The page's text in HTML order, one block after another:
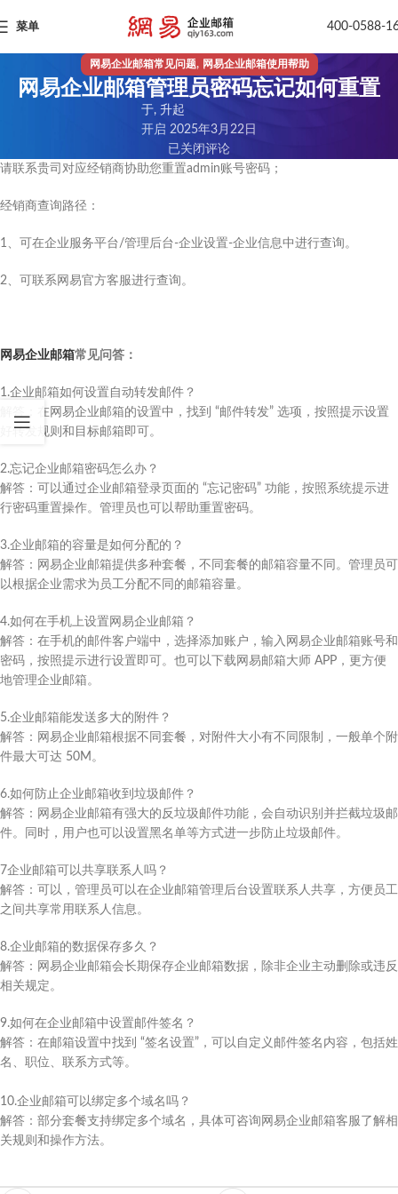
菜单 400-0588-
网易企业邮箱常见问题, 网易企业邮箱使用帮助
网易企业邮箱管理员密码忘记如何重置
于, 升起
开启 2025年3月22日
已关闭评论
请联系贵司对应经销商协助您重置admin账号密码；
经销商查询路径：
1、可在企业服务平台/管理后台-企业设置-企业信息中进行查询。
2、可联系网易官方客服进行查询。
网易企业邮箱常见问答：
1.企业邮箱如何设置自动转发邮件？​
解答：在网易企业邮箱的设置中，找到 “邮件转发” 选项，按照提示设置
好转发规则和目标邮箱即可。​
2.忘记企业邮箱密码怎么办？​
解答：可以通过企业邮箱登录页面的 “忘记密码” 功能，按照系统提示进
行密码重置操作。管理员也可以帮助重置密码。​
3.企业邮箱的容量是如何分配的？​
解答：网易企业邮箱提供多种套餐，不同套餐的邮箱容量不同。管理员可
以根据企业需求为员工分配不同的邮箱容量。​
4.如何在手机上设置网易企业邮箱？​
解答：在手机的邮件客户端中，选择添加账户，输入网易企业邮箱账号和
密码，按照提示进行设置即可。也可以下载网易邮箱大师 APP，更方便
地管理企业邮箱。​
5.企业邮箱能发送多大的附件？​
解答：网易企业邮箱根据不同套餐，对附件大小有不同限制，一般单个附
件最大可达 50M。​
6.如何防止企业邮箱收到垃圾邮件？​
解答：网易企业邮箱有强大的反垃圾邮件功能，会自动识别并拦截垃圾邮
件。同时，用户也可以设置黑名单等方式进一步防止垃圾邮件。​
7企业邮箱可以共享联系人吗？​
解答：可以，管理员可以在企业邮箱管理后台设置联系人共享，方便员工
之间共享常用联系人信息。​
8.企业邮箱的数据保存多久？​
解答：网易企业邮箱会长期保存企业邮箱数据，除非企业主动删除或违反
相关规定。​
9.如何在企业邮箱中设置邮件签名？​
解答：在邮箱设置中找到 “签名设置”，可以自定义邮件签名内容，包括姓
名、职位、联系方式等。
10.企业邮箱可以绑定多个域名吗？​
解答：部分套餐支持绑定多个域名，具体可咨询网易企业邮箱客服了解相
关规则和操作方法。